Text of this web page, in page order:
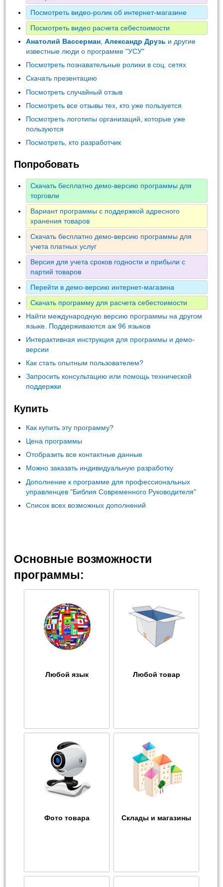
Посмотреть видео-ролик об интернет-магазине
Посмотреть видео расчета себестоимости
Анатолий Вассерман ,Александр Друзь и другие
известные люди о программе "УСУ"
Посмотреть познавательные ролики в соц. сетях
Скачать презентацию
Посмотреть случайный отзыв
Посмотреть все отзывы тех, кто уже пользуется
Посмотреть логотипы организаций, которые уже
пользуются
Посмотреть, кто разработчик
Попробовать
Скачать бесплатно демо-версию программы для
торговли
Вариант программы с поддержкой адресного
хранения товаров
Скачать бесплатно демо-версию программы для
учета платных услуг
Версия для учета сроков годности и прибыли с
партий товаров
Перейти в демо-версию интернет-магазина
Скачать программу для расчета себестоимости
Найти международную версию программы на другом
языке. Поддерживаются аж 96 языков
Интерактивная инструкция для программы и демо-
версии
Как стать опытным пользователем?
Запросить консультацию или помощь технической
поддержки
Купить
Как купить эту программу?
Цена программы
Отобразить все контактные данные
Можно заказать индивидуальную разработку
Дополнение к программе для профессиональных
управленцев "Библия Современного Руководителя"
Список всех возможных дополнений
Основные возможности
программы:
Любой язык Любой товар
Фото товара Склады и магазины